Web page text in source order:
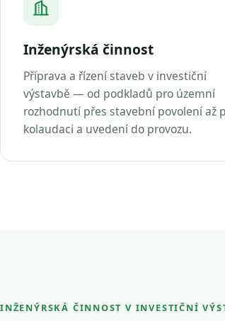
Inženýrská činnost
Příprava a řízení staveb v investiční
výstavbě — od podkladů pro územní
rozhodnutí přes stavební povolení až
kolaudaci a uvedení do provozu.
INŽENÝRSKÁ ČINNOST V INVESTIČNÍ